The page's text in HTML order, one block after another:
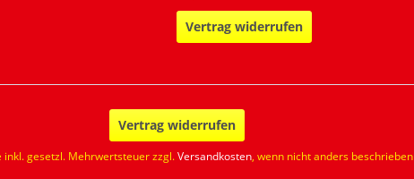
Vertrag widerrufen
Vertrag widerrufen
inkl. gesetzl. Mehrwertsteuer zzgl.Versandkosten, wenn nicht anders beschrieben